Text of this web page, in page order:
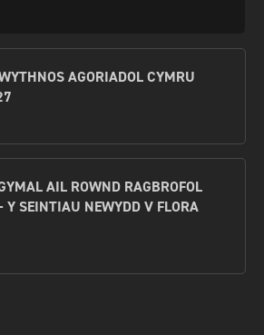
AGORIADOL CYMRU
AIL ROWND RAGBROFOL
Y SEINTIAU NEWYDD V FLORA